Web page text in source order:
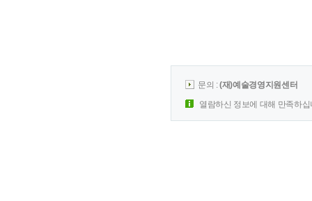
문의 :(재)예술경영지원센터
열람하신 정보에 대해 만족하